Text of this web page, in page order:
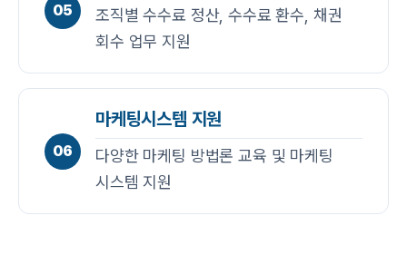
05
조직별 수수료 정산, 수수료 환수, 채권
회수 업무 지원
06
마케팅시스템 지원
다양한 마케팅 방법론 교육 및 마케팅
시스템 지원